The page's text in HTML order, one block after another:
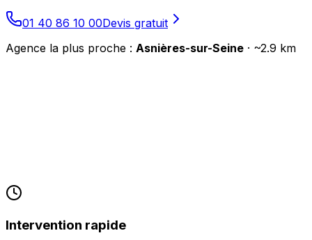
01 40 86 10 00Devis gratuit
Agence la plus proche : Asnières-sur-Seine · ~2.9 km
Intervention rapide